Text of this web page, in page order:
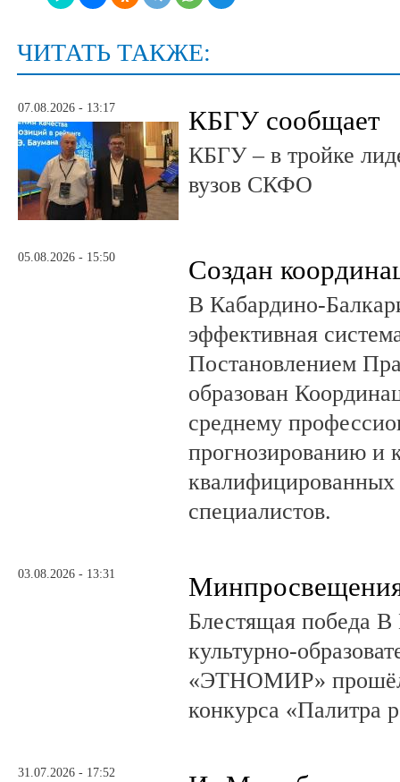
ЧИТАТЬ ТАКЖЕ:
07.08.2026 - 13:17 КБГУ сообщает
КБГУ – в тройке
вузов СКФО
05.08.2026 - 15:50 Создан
В Кабардино-
эффективная
Постановлением
образован
среднему
прогнозированию и
квалифицированных
специалистов.
03.08.2026 - 13:31
Блестящая победа В
культурно-
«ЭТНОМИР» прошёл
конкурса «Палитра
31.07.2026 - 17:52